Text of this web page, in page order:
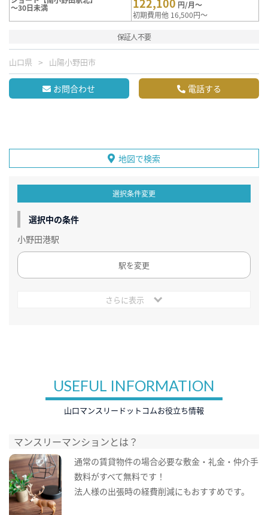
～30日未満
円/月～
初期費用他 16,500円～
保証人不要
山口県 山陽小野田市
お問合わせ 電話する
地図で検索
選択条件変更
選択中の条件
小野田港駅
駅を変更
さらに表示
USEFUL INFORMATION
山口マンスリードットコムお役立ち情報
マンスリーマンションとは？
通常の賃貸物件の場合必要な敷金・礼金・仲介手
数料がすべて無料です！
法人様の出張時の経費削減にもおすすめです。